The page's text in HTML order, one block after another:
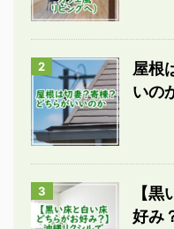
2
屋根
いの
3
【
好み